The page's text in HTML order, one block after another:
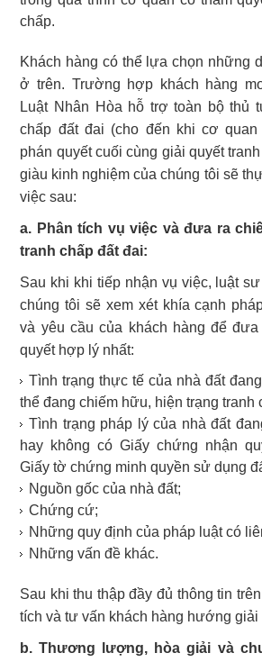
chấp.
Khách hàng có thể lựa chọn những
ở trên. Trường hợp khách hàng
Luật Nhân Hòa hỗ trợ toàn bộ thủ
chấp đất đai (cho đến khi cơ quan
phán quyết cuối cùng giải quyết
giàu kinh nghiệm của chúng tôi sẽ
việc sau:
a. Phân tích vụ việc và đưa ra
tranh chấp đất đai:
Sau khi khi tiếp nhận vụ việc, luật
chúng tôi sẽ xem xét khía cạnh
và yêu cầu của khách hàng để
quyết hợp lý nhất:
Tình trạng thực tế của nhà đất
thể đang chiếm hữu, hiện trạng
Tình trạng pháp lý của nhà đất
hay không có Giấy chứng nhận
Giấy tờ chứng minh quyền sử dụng
Nguồn gốc của nhà đất;
Chứng cứ;
Những quy định của pháp luật có
Những vấn đề khác.
Sau khi thu thập đầy đủ thông tin
tích và tư vấn khách hàng hướng giải
b. Thương lượng, hòa giải và